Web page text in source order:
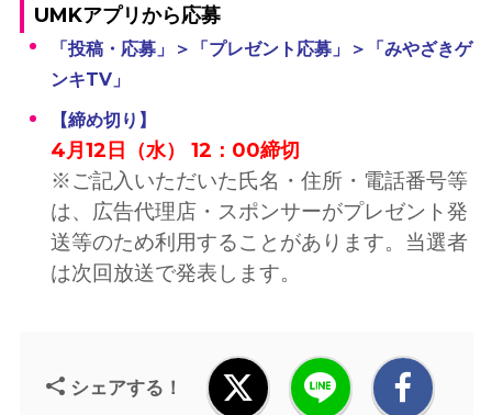
UMKアプリから応募
「投稿・応募」＞「プレゼント応募」＞「みやざきゲ
ンキTV」
【締め切り】
4月12日（水） 12：00締切
※ご記入いただいた氏名・住所・電話番号等
は、広告代理店・スポンサーがプレゼント発
送等のため利用することがあります。当選者
は次回放送で発表します。
シェアする！